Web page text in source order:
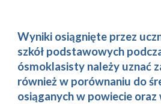
Wyniki osiągnięte przez
szkół podstawowych
ósmoklasisty należy uznać
również w porównaniu do
osiąganych w powiecie